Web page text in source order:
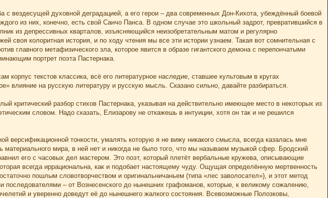
вездесущей духовной деградацией, а его герои – два современных Дон-Кихота, убеждённый боевой
из них, конечно, есть свой Санчо Панса. В одном случае это школьный задрот, превратившийся в
из депрессивных кварталов, изъясняющийся неизобретательным матом и регулярно
своя колоритная история, и по ходу чтения мы все эти истории узнаем. Такая вот сомнительная с
главного метафизического зла, которое явится в образе гигантского демона с перепончатыми
портрет поэта Пастернака.
текстов классика, всё его литературное наследие, ставшее культовым в кругах
влияние на русскую литературу и русскую мысль. Сказано сильно, давайте разбираться.
критический разбор стихов Пастернака, указывая на действительно имеющее место в некоторых из
словом. Надо сказать, Елизарову не откажешь в интуиции, хотя он так и не решился
версификационной тонкости, умалять которую я не вижу никакого смысла, всегда казалась мне
мира, в ней нет и никогда не было того, что мы называем музыкой сфер. Бродский
его с часовых дел мастером. Это поэт, который плетёт вербальные кружева, описывающие
всегда иррациональна, как и подобает настоящему чуду. Ощущая определённую мертвенность
пошлым словотворчеством и оригинальничаньем (типа «лес заволосател»), и этот метод
последователями – от Вознесенского до нынешних графоманов, которые, к великому сожалению,
и уверенно доведут её до нынешнего жалкого состояния. Всевозможные Полозковы,